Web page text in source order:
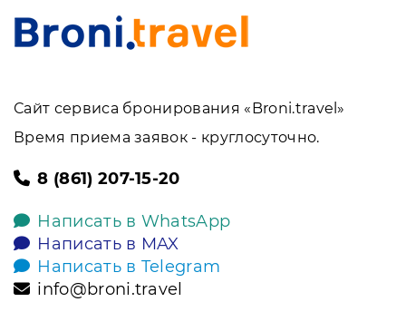
Сайт сервиса бронирования «Broni.travel»
Время приема заявок - круглосуточно.
8 (861) 207-15-20
Написать в WhatsApp
Написать в MAX
Написать в Telegram
info@broni.travel